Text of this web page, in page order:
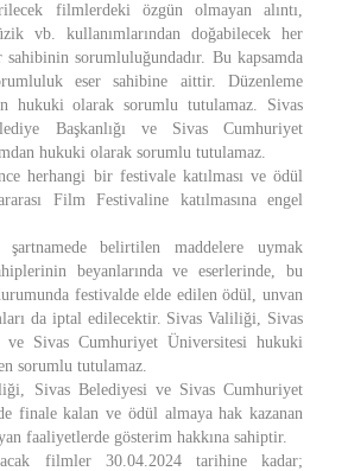
filmlerdeki özgün olmayan alıntı,
vb. kullanımlarından doğabilecek her
sorumluluğundadır. Bu kapsamda
eser sahibine aittir. Düzenleme
hukuki olarak sorumlu tutulamaz. Sivas
Başkanlığı ve Sivas Cumhuriyet
hukuki olarak sorumlu tutulamaz.
herhangi bir festivale katılması ve ödül
Film Festivaline katılmasına engel
belirtilen maddelere uymak
beyanlarında ve eserlerinde, bu
festivalde elde edilen ödül, unvan
da iptal edilecektir. Sivas Valiliği, Sivas
ve Sivas Cumhuriyet Üniversitesi hukuki
sorumlu tutulamaz.
Sivas Belediyesi ve Sivas Cumhuriyet
finale kalan ve ödül almaya hak kazanan
faaliyetlerde gösterim hakkına sahiptir.
filmler 30.04.2024 tarihine kadar;